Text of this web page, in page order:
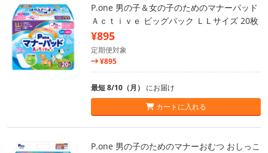
P.one 男の子＆女の子のためのマナーパッド
Ａｃｔｉｖｅ ビッグパック ＬＬサイズ 20枚
¥895
定期便対象
¥895
最短 8/10（月） にお届け
カートに入れる
P.one 男の子のためのマナーおむつ おしっこ